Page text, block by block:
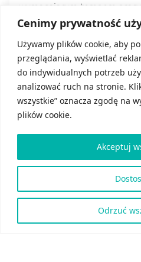
Cenimy prywatność
Używamy plików cookie, aby
przeglądania, wyświetlać
do indywidualnych potrzeb
analizować ruch na stronie.
wszystkie” oznacza zgodę na
plików cookie.
Odrzuć
Akceptuj
wymagającym tempem pracy.